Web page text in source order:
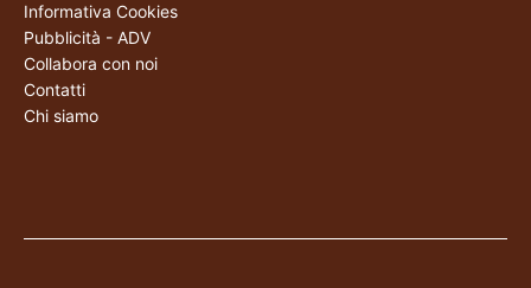
Informativa Cookies
Pubblicità - ADV
Collabora con noi
Contatti
Chi siamo